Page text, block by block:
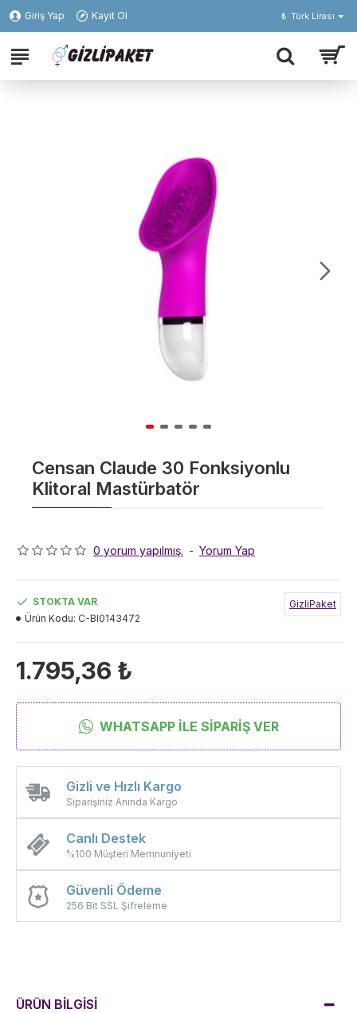
Giriş Yap Kayıt Ol ₺ Türk Lirası
Censan Claude 30 Fonksiyonlu
Klitoral Mastürbatör
0 yorum yapılmış. - Yorum Yap
1.795,36 ₺
STOKTA VAR
Ürün Kodu: C-BI0143472
GizliPaket
Gizli ve Hızlı Kargo
Siparişiniz Anında Kargo
Canlı Destek
%100 Müşteri Memnuniyeti
Güvenli Ödeme
256 Bit SSL Şifreleme
WHATSAPP İLE SIPARIŞ VER
ÜRÜN BİLGİSİ